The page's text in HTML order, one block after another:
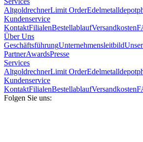
AltgoldrechnerLimit OrderEdelmetalldepot
Kundenservice
KontaktFilialenBestellablaufVersandkosten
Über Uns
GeschäftsführungUnternehmensleitbild
PartnerAwardsPresse
Services
AltgoldrechnerLimit OrderEdelmetalldepot
Kundenservice
KontaktFilialenBestellablaufVersandkosten
Folgen Sie uns: